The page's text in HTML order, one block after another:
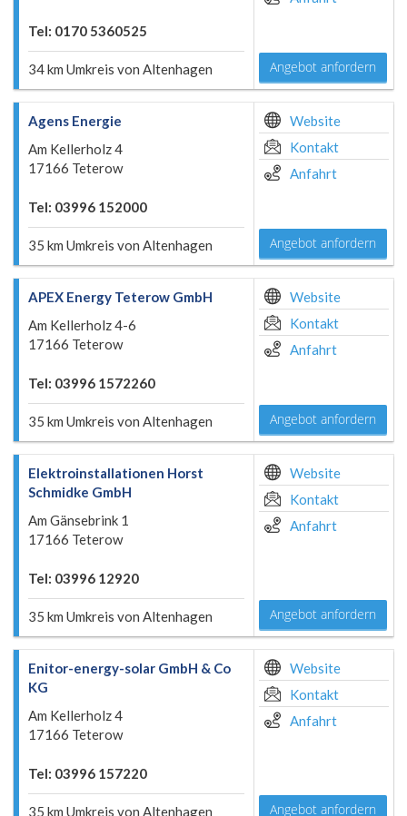
Tel: 0170 5360525
34 km Umkreis von Altenhagen Angebot anfordern
Agens Energie
Am Kellerholz 4
17166 Teterow
Tel: 03996 152000
35 km Umkreis von Altenhagen
Website
Kontakt
Anfahrt
Angebot anfordern
APEX Energy Teterow GmbH
Am Kellerholz 4-6
17166 Teterow
Tel: 03996 1572260
35 km Umkreis von Altenhagen
Website
Kontakt
Anfahrt
Angebot anfordern
Elektroinstallationen Horst
Schmidke GmbH
Am Gänsebrink 1
17166 Teterow
Tel: 03996 12920
35 km Umkreis von Altenhagen
Website
Kontakt
Anfahrt
Angebot anfordern
Enitor-energy-solar GmbH & Co
KG
Am Kellerholz 4
17166 Teterow
Tel: 03996 157220
35 km Umkreis von Altenhagen
Website
Kontakt
Anfahrt
Angebot anfordern